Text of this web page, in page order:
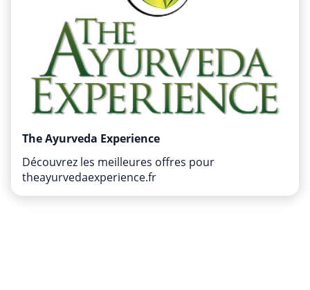
The Ayurveda Experience
Découvrez les meilleures offres pour
theayurvedaexperience.fr